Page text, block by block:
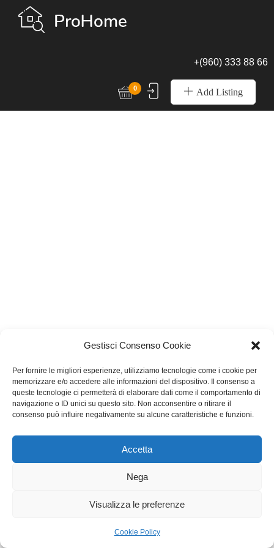
Gestisci Consenso Cookie
Per fornire le migliori esperienze, utilizziamo tecnologie come i cookie per
memorizzare e/o accedere alle informazioni del dispositivo. Il consenso a
queste tecnologie ci permetterà di elaborare dati come il comportamento di
navigazione o ID unici su questo sito. Non acconsentire o ritirare il
consenso può influire negativamente su alcune caratteristiche e funzioni.
Accetta
Nega
Visualizza le preferenze
Cookie Policy
+(960) 333 88 66
Add Listing
0